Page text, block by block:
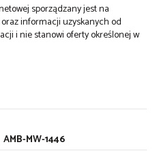
sporządzany jest na
informacji uzyskanych od
i nie stanowi oferty określonej w
AMB-MW-1446